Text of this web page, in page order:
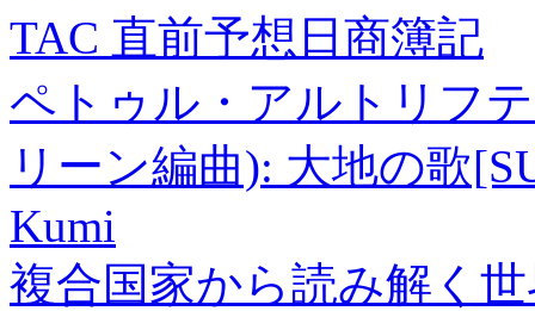
TAC 直前予想日商簿記
ペトゥル・アルトリフ
リーン編曲): 大地の歌
Kumi
複合国家から読み解く